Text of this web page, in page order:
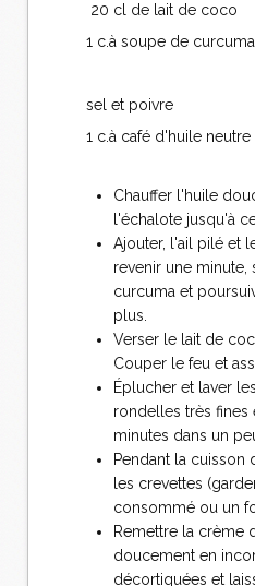
20 cl de lait de coco
1 c.à soupe de curcuma
sel et poivre
1 c.à café d'huile neutre
Chauffer l'huile
l'échalote jusqu'à
Ajouter, l'ail pilé et
revenir une
curcuma et
plus.
Verser le lait de
Couper le feu et
Éplucher et laver
rondelles très fines
minutes dans un
Pendant la cuisson
les crevettes
consommé ou un
Remettre la crème
doucement en
décortiquées et